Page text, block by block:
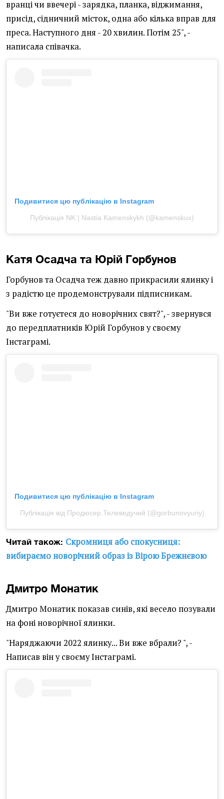
вранці чи ввечері - зарядка, планка, віджимання,
присід, сідничний місток, одна або кілька вправ для
преса. Наступного дня - 20 хвилин. Потім 25", -
написала співачка.
Подивитися цю публікацію в Instagram
Публікація NK | Nastia Kamenskykh (@kamenskux)
Катя Осадча та Юрій Горбунов
Горбунов та Осадча теж давно прикрасили ялинку і
з радістю це продемонстрували підписникам.
"Ви вже готуєтеся до новорічних свят?", - звернувся
до передплатників Юрій Горбунов у своєму
Інстаграмі.
Подивитися цю публікацію в Instagram
Публікація від Продюсер.Телеведучий (@gorbunovyuriy)
Читай також: Скромниця або спокусниця:
вибираємо новорічний образ із Вірою Брежнєвою
Дмитро Монатик
Дмитро Монатик показав синів, які весело позували
на фоні новорічної ялинки.
"Наряджаючи 2022 ялинку... Ви вже вбрали? ", -
Написав він у своєму Інстаграмі.